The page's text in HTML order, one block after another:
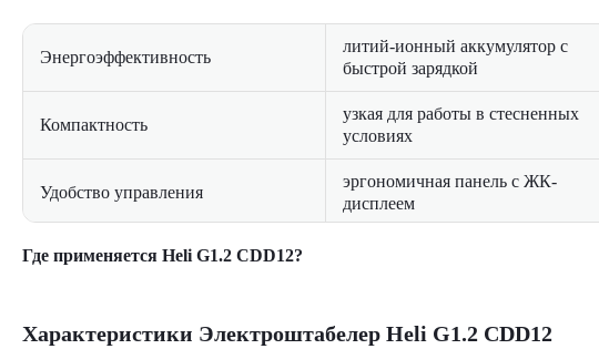
Энергоэффективность
литий-ионный аккумулятор с
быстрой зарядкой
Компактность
узкая для работы в стесненных
условиях
Удобство управления
эргономичная панель с ЖК-
дисплеем
Надежность
Безопасность
торможения
Где применяется Heli G1.2 CDD12?
Логистические распределительные центры
Производственные цеха промышленных предприятий
Характеристики Электроштабелер Heli G1.2 CDD12